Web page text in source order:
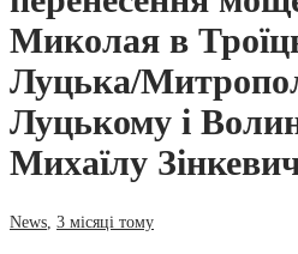
Миколая в
Луцька/
Луцькому і
Михаїлу
News 3 місяці тому